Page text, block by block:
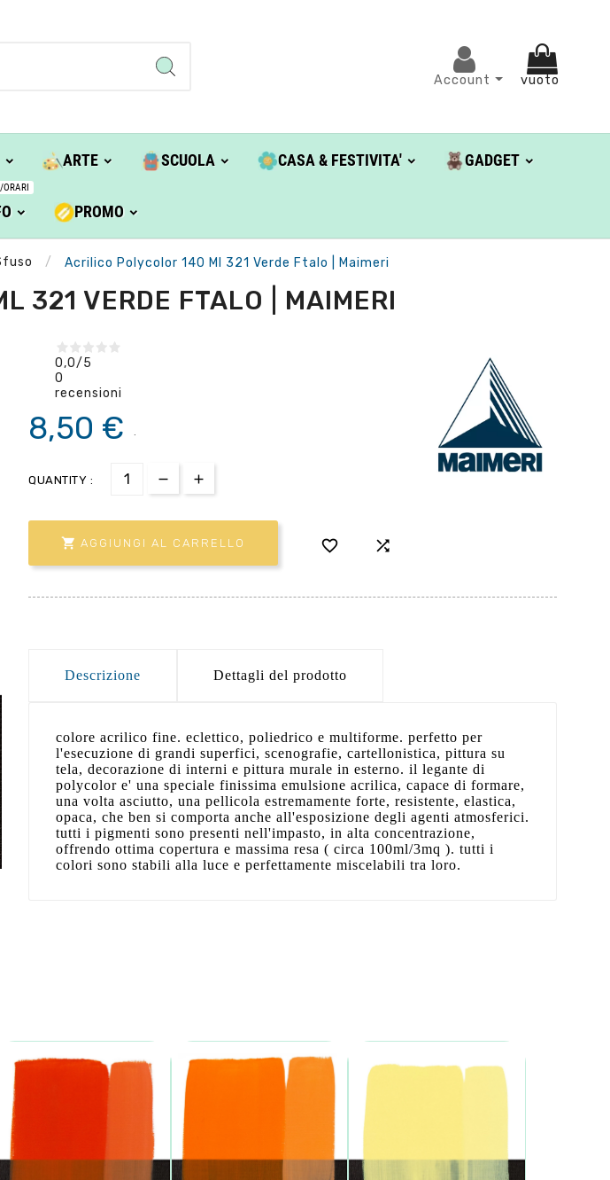
Account vuoto
ARTE SCUOLA CASA & FESTIVITA' GADGET
PROMO
Acrilico Polycolor 140 Ml 321 Verde Ftalo | Maimeri
321 VERDE FTALO | MAIMERI
0,0/5
0
recensioni
8,50 €
QUANTITY :
 AGGIUNGI AL CARRELLO  
Descrizione Dettagli del prodotto
colore acrilico fine. eclettico, poliedrico e multiforme. perfetto per
l'esecuzione di grandi superfici, scenografie, cartellonistica, pittura su
tela, decorazione di interni e pittura murale in esterno. il legante di
polycolor e' una speciale finissima emulsione acrilica, capace di formare,
una volta asciutto, una pellicola estremamente forte, resistente, elastica,
opaca, che ben si comporta anche all'esposizione degli agenti atmosferici.
tutti i pigmenti sono presenti nell'impasto, in alta concentrazione,
offrendo ottima copertura e massima resa ( circa 100ml/3mq ). tutti i
colori sono stabili alla luce e perfettamente miscelabili tra loro.